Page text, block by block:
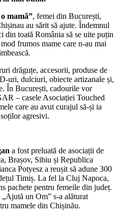
mamă”, femei din București,
au sărit să ajute. Îndemnul
din toată România să se uite puțin
frumos mame care n-au mai
drăguțe, accesorii, produse de
uri, dulciuri, obiecte artizanale și,
În București, cadourile vor
– casele Asociației Touched
care au avut curajul să-și ia
agresivi.
a fost preluată de asociații de
Brașov, Sibiu și Republica
Potyesz a reușit să adune 300
Timiș. La fel la Cluj Napoca,
pachete pentru femeile din județ.
un Om” s-a alăturat
mamele din Chișinău.